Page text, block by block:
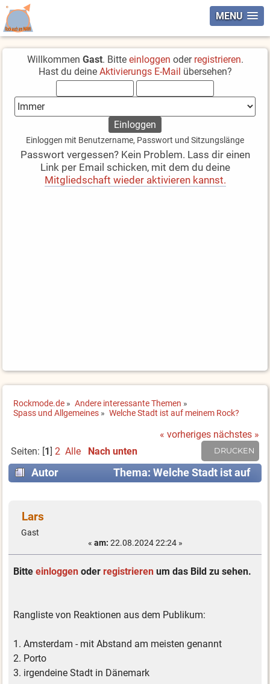
MENU
Willkommen Gast. Bitte einloggen oder registrieren.
Hast du deine Aktivierungs E-Mail übersehen?
Einloggen mit Benutzername, Passwort und Sitzungslänge
Passwort vergessen? Kein Problem. Lass dir einen
Link per Email schicken, mit dem du deine
Mitgliedschaft wieder aktivieren kannst.
Rockmode.de » Andere interessante Themen »
Spass und Allgemeines » Welche Stadt ist auf meinem Rock?
« vorheriges nächstes »
DRUCKEN
Seiten: [1] 2 Alle Nach unten
Autor
Thema: Welche Stadt ist auf
Lars
Gast
« am: 22.08.2024 22:24 »
Bitteeinloggen oderregistrieren um das Bild zu sehen.
Rangliste von Reaktionen aus dem Publikum:
1. Amsterdam - mit Abstand am meisten genannt
2. Porto
3. irgendeine Stadt in Dänemark